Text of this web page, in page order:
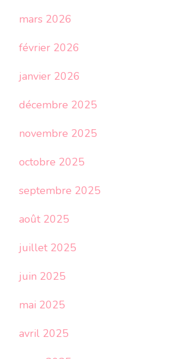
mars 2026
février 2026
janvier 2026
décembre 2025
novembre 2025
octobre 2025
septembre 2025
août 2025
juillet 2025
juin 2025
mai 2025
avril 2025